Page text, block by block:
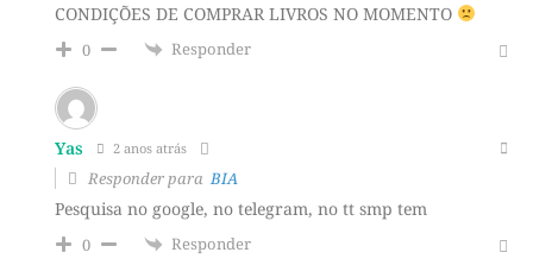
CONDIÇÕES DE COMPRAR LIVROS NO MOMENTO
0 Responder
Yas 2 anos atrás
Responder paraBIA
Pesquisa no google, no telegram, no tt smp tem
0 Responder